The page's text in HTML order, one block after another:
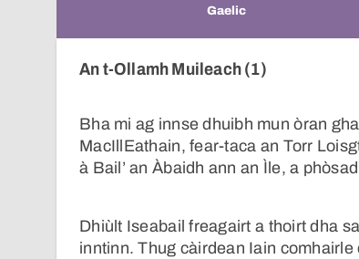
Gaelic
An t-Ollamh Muileach (1)
Bha mi ag innse dhuibh mun òran
MacIllEathain, fear-taca an Torr
à Bail’ an Àbaidh ann an Ìle, a
Dhiùlt Iseabail freagairt a thoirt dha
inntinn. Thug càirdean Iain